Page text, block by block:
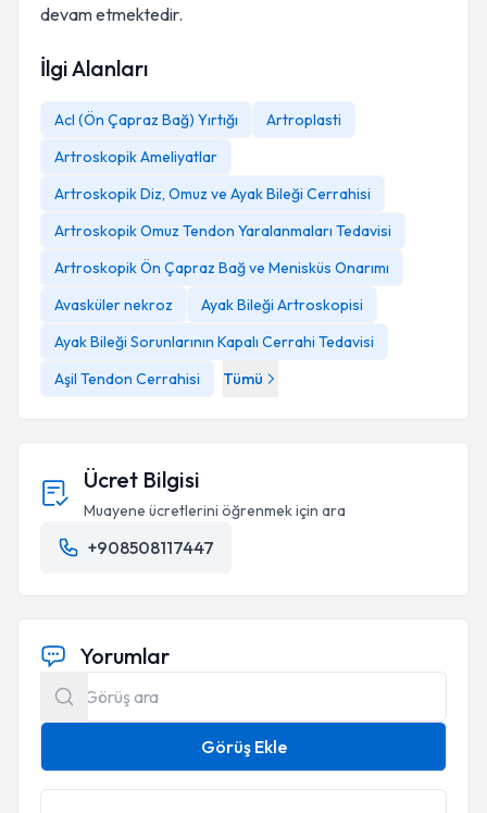
devam etmektedir.
İlgi Alanları
Acl (Ön Çapraz Bağ) Yırtığı
Artroplasti
Artroskopik Ameliyatlar
Artroskopik Diz, Omuz ve Ayak Bileği Cerrahisi
Artroskopik Omuz Tendon Yaralanmaları Tedavisi
Artroskopik Ön Çapraz Bağ ve Menisküs Onarımı
Avasküler nekroz
Ayak Bileği Artroskopisi
Ayak Bileği Sorunlarının Kapalı Cerrahi Tedavisi
Aşil Tendon Cerrahisi
Tümü
Ücret Bilgisi
Muayene ücretlerini öğrenmek için ara
+908508117447
Yorumlar
Görüş Ekle